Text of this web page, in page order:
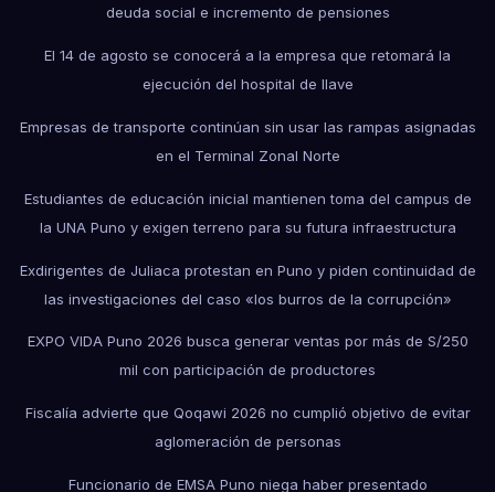
deuda social e incremento de pensiones
El 14 de agosto se conocerá a la empresa que retomará la
ejecución del hospital de Ilave
Empresas de transporte continúan sin usar las rampas asignadas
en el Terminal Zonal Norte
Estudiantes de educación inicial mantienen toma del campus de
la UNA Puno y exigen terreno para su futura infraestructura
Exdirigentes de Juliaca protestan en Puno y piden continuidad de
las investigaciones del caso «los burros de la corrupción»
EXPO VIDA Puno 2026 busca generar ventas por más de S/250
mil con participación de productores
Fiscalía advierte que Qoqawi 2026 no cumplió objetivo de evitar
aglomeración de personas
Funcionario de EMSA Puno niega haber presentado